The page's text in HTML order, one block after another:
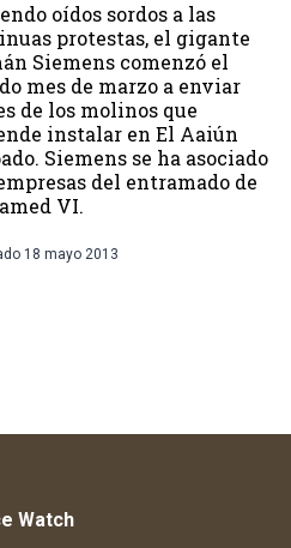
oídos sordos a las
protestas, el gigante
Siemens comenzó el
mes de marzo a enviar
de los molinos que
instalar en El Aaiún
Siemens se ha asociado
del entramado de
VI.
18 mayo 2013
Watch